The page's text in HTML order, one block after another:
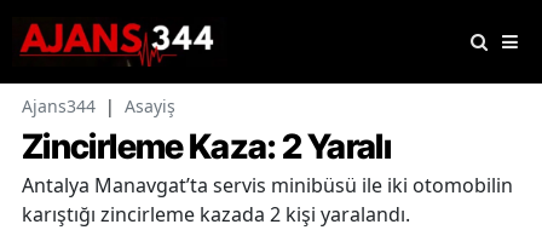
Ajans344 | Asayiş
Zincirleme Kaza: 2 Yaralı
Antalya Manavgat’ta servis minibüsü ile iki otomobilin
karıştığı zincirleme kazada 2 kişi yaralandı.